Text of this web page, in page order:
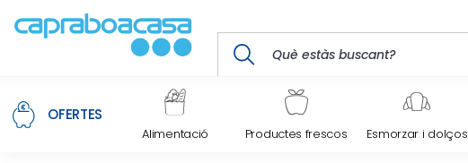
OFERTES
Alimentació Productes frescos Esmorzar i dolços